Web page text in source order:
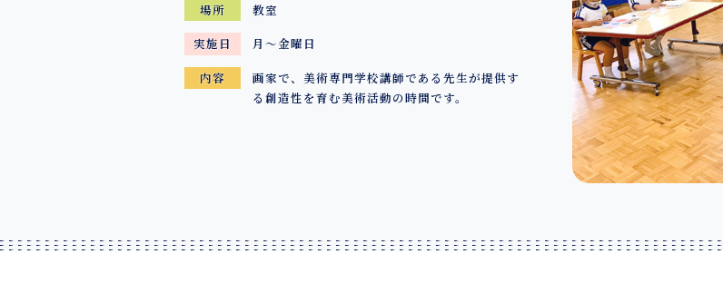
場所 教室
実施日 月～金曜日
内容
画家で、美術専門学校講師である先生が提供す
る創造性を育む美術活動の時間です。